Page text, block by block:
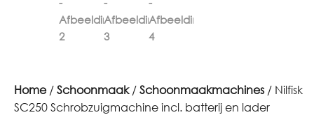
Home/Schoonmaak/Schoonmaakmachines / Nilfisk
SC250 Schrobzuigmachine incl. batterij en lader